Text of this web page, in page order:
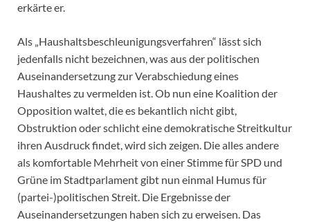
erkärte er.
Als „Haushaltsbeschleunigungsverfahren“ lässt sich
jedenfalls nicht bezeichnen, was aus der politischen
Auseinandersetzung zur Verabschiedung eines
Haushaltes zu vermelden ist. Ob nun eine Koalition der
Opposition waltet, die es bekantlich nicht gibt,
Obstruktion oder schlicht eine demokratische Streitkultur
ihren Ausdruck findet, wird sich zeigen. Die alles andere
als komfortable Mehrheit von einer Stimme für SPD und
Grüne im Stadtparlament gibt nun einmal Humus für
(partei-)politischen Streit. Die Ergebnisse der
Auseinandersetzungen haben sich zu erweisen. Das